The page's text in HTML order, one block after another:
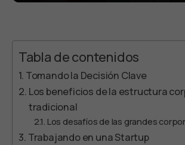
Tabla de contenidos
Tomando la Decisión Clave
Los beneficios de la estructura
tradicional
Los desafíos de las grandes
Trabajando en una Startup